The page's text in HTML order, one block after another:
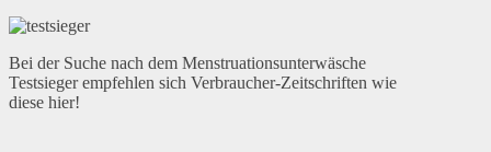
Bei der Suche nach dem Menstruationsunterwäsche
Testsieger empfehlen sich Verbraucher-Zeitschriften wie
diese hier!